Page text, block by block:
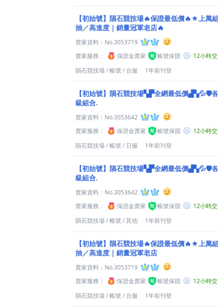
【初始號】隕石競技場🔥保證最低價🔥★上萬
抽／高進度｜銷量冠軍老店🔥
賣家資料： No.3053719
賣家服務：
保證金賣家 帳號保固
12小時
隕石競技場/帳號/ 台服 1年前刊登
【初始號】隕石競技場▚▛全網最低價▟▚💦🛡️各
級組合.
賣家資料： No.3053642
賣家服務：
保證金賣家 帳號保固
12小時
隕石競技場/帳號/ 日服 1年前刊登
【初始號】隕石競技場▚▛全網最低價▟▚💦🛡️各
級組合.
賣家資料： No.3053642
賣家服務：
保證金賣家 帳號保固
12小時
隕石競技場/帳號/其他 1年前刊登
【初始號】隕石競技場🔥保證最低價🔥★上萬
抽／高進度｜銷量冠軍老店
賣家資料： No.3053719
賣家服務：
保證金賣家 帳號保固
12小時
隕石競技場/帳號/ 台服 1年前刊登